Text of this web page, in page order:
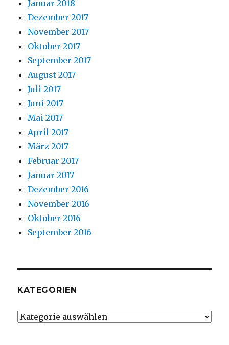
Januar 2018
Dezember 2017
November 2017
Oktober 2017
September 2017
August 2017
Juli 2017
Juni 2017
Mai 2017
April 2017
März 2017
Februar 2017
Januar 2017
Dezember 2016
November 2016
Oktober 2016
September 2016
KATEGORIEN
Kategorien